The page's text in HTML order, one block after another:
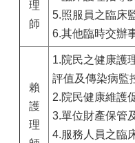
理
師
5.照服員之臨床
6.其他臨時交辦
賴
護
理
1.院民之健康護
評值及傳染病監
2.院民健康維護
3.單位財產保管
4.服務人員之臨